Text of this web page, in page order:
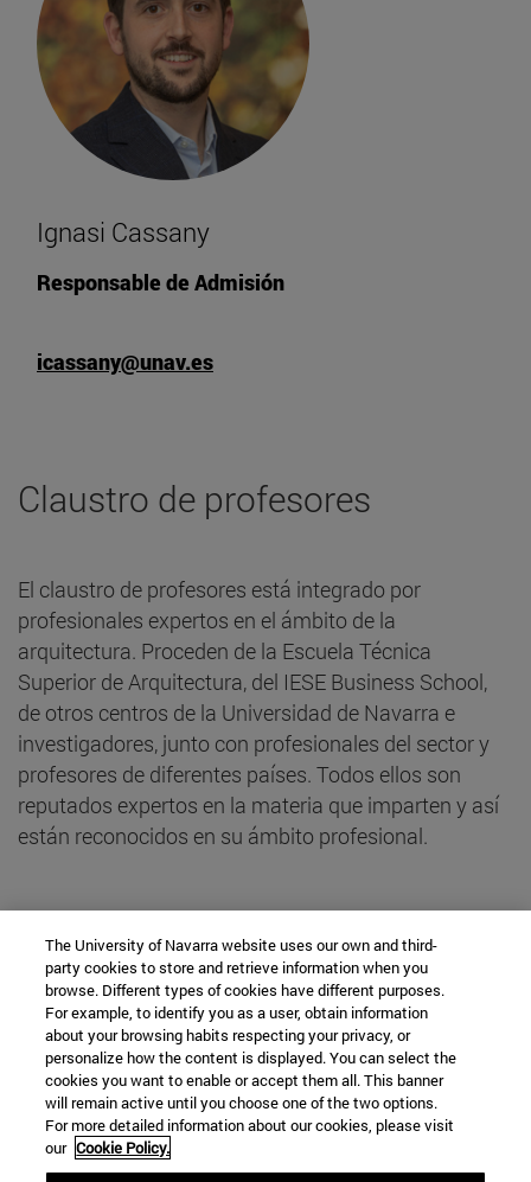
Ignasi Cassany
Responsable de Admisión
icassany@unav.es
Claustro de profesores
El claustro de profesores está integrado por
profesionales expertos en el ámbito de la
arquitectura. Proceden de la Escuela Técnica
Superior de Arquitectura, del IESE Business School,
de otros centros de la Universidad de Navarra e
investigadores, junto con profesionales del sector y
profesores de diferentes países. Todos ellos son
reputados expertos en la materia que imparten y así
están reconocidos en su ámbito profesional.
Proyecto Fin de Carrera
Profesores Talleres
Profesores Módulo de Gestión de Empresa
Otros Profesores Invitados
The University of Navarra website uses our own and third-
party cookies to store and retrieve information when you
browse. Different types of cookies have different purposes.
For example, to identify you as a user, obtain information
about your browsing habits respecting your privacy, or
personalize how the content is displayed. You can select the
cookies you want to enable or accept them all. This banner
will remain active until you choose one of the two options.
For more detailed information about our cookies, please visit
our Cookie Policy.